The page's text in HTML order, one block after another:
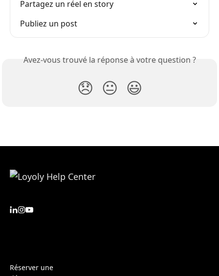
Partagez un réel en story
Publiez un post
Avez-vous trouvé la réponse à votre question ?
😞 😐 😃
Réserver une